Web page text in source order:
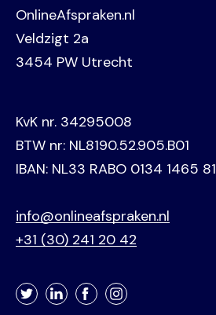
OnlineAfspraken.nl
Veldzigt 2a
3454 PW Utrecht
KvK nr. 34295008
BTW nr: NL8190.52.905.B01
IBAN: NL33 RABO 0134 1465 81
info@onlineafspraken.nl
+31 (30) 241 20 42
TwitterLinkedInFacebookInstagram